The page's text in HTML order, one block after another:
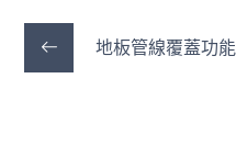
地板管線覆蓋功能